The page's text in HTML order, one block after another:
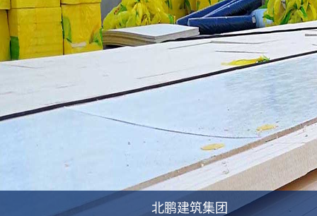
北鹏建筑集团